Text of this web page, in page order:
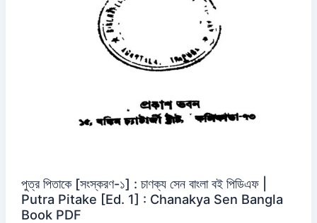
পুত্র পিতাকে [সংস্করণ-১] : চাণক্য সেন বাংলা বই পিডিএফ |
Putra Pitake [Ed. 1] : Chanakya Sen Bangla
Book PDF